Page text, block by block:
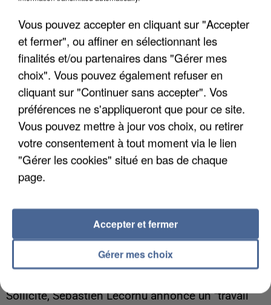
quelques jours plus tôt.
Gabriel Attal et Raphaël Glucksmann visés par des
Sollicité, Sébastien Lecornu annonce un "travail
Vous pouvez accepter en cliquant sur "Accepter
et fermer", ou affiner en sélectionnant les
finalités et/ou partenaires dans "Gérer mes
choix". Vous pouvez également refuser en
cliquant sur "Continuer sans accepter". Vos
préférences ne s'appliqueront que pour ce site.
Vous pouvez mettre à jour vos choix, ou retirer
votre consentement à tout moment via le lien
"Gérer les cookies" situé en bas de chaque
page.
Gérer mes choix
Accepter et fermer